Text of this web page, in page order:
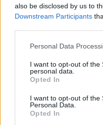
also be disclosed by us to
Downstream Participants
Personal Data
I want to opt-out of the
personal data.
Opted In
I want to opt-out of the
Personal Data.
Opted In
al 2021). L'ex Roma
dovesse accettare
quanto meno - i
Galatasaray. E'
che sta facendo in